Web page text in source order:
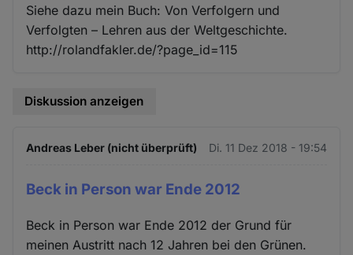
Siehe dazu mein Buch: Von Verfolgern und
Verfolgten – Lehren aus der Weltgeschichte.
http://rolandfakler.de/?page_id=115
Diskussion anzeigen
Andreas Leber (nicht überprüft) Di. 11 Dez 2018 - 19:54
Beck in Person war Ende 2012
Beck in Person war Ende 2012 der Grund für
meinen Austritt nach 12 Jahren bei den Grünen.